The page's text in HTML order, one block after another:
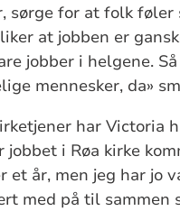
sørge for at folk
at jobben er
jobber i helgene.
mennesker, da»
har
jobbet i Røa kirke
år, men jeg har jo
med på til sammen